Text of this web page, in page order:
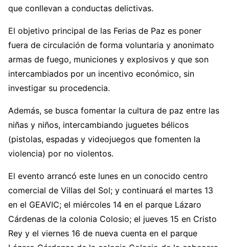
que conllevan a conductas delictivas.
El objetivo principal de las Ferias de Paz es poner
fuera de circulación de forma voluntaria y anonimato
armas de fuego, municiones y explosivos y que son
intercambiados por un incentivo económico, sin
investigar su procedencia.
Además, se busca fomentar la cultura de paz entre las
niñas y niños, intercambiando juguetes bélicos
(pistolas, espadas y videojuegos que fomenten la
violencia) por no violentos.
El evento arrancó este lunes en un conocido centro
comercial de Villas del Sol; y continuará el martes 13
en el GEAVIC; el miércoles 14 en el parque Lázaro
Cárdenas de la colonia Colosio; el jueves 15 en Cristo
Rey y el viernes 16 de nueva cuenta en el parque